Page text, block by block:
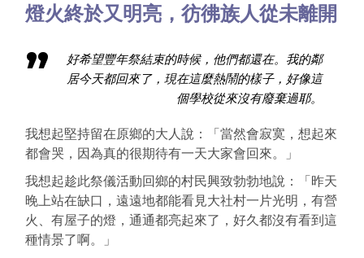
燈火終於又明亮，彷彿族人從未離開
好希望豐年祭結束的時候，他們都還在。我的鄰
居今天都回來了，現在這麼熱鬧的樣子，好像這
個學校從來沒有廢棄過耶。
我想起堅持留在原鄉的大人說：「當然會寂寞，想起來
都會哭，因為真的很期待有一天大家會回來。」
我想起趁此祭儀活動回鄉的村民興致勃勃地說：「昨天
晚上站在缺口，遠遠地都能看見大社村一片光明，有營
火、有屋子的燈，通通都亮起來了，好久都沒有看到這
種情景了啊。
」